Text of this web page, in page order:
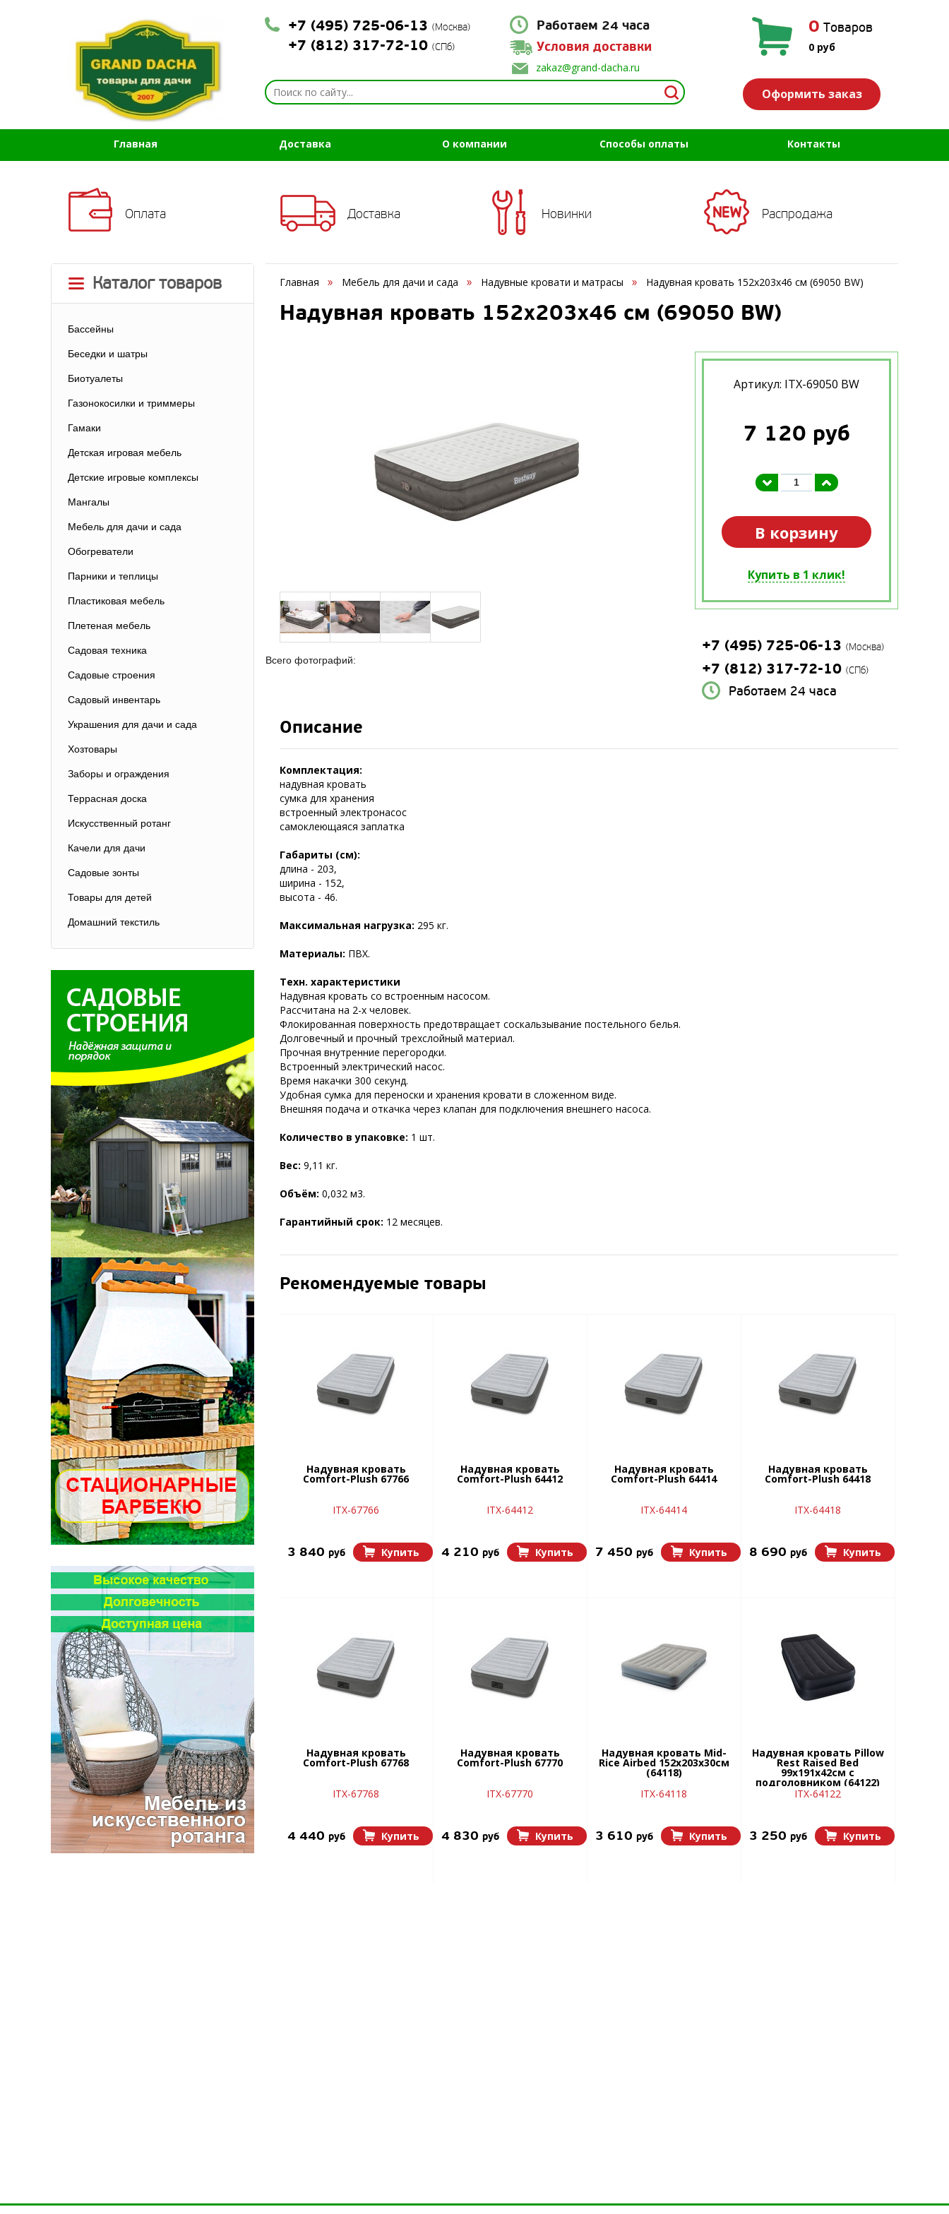
+7 (495) 725-06-13 (Москва)
+7 (812) 317-72-10 (СПб)
Работаем 24 часа
Условия доставки
zakaz@grand-dacha.ru
0 Товаров
0 руб
Оформить заказ
Главная Доставка О компании Способы оплаты Контакты
Оплата Доставка Новинки Распродажа
Каталог товаров
Бассейны
Беседки и шатры
Биотуалеты
Газонокосилки и триммеры
Гамаки
Детская игровая мебель
Детские игровые комплексы
Мангалы
Мебель для дачи и сада
Обогреватели
Парники и теплицы
Пластиковая мебель
Плетеная мебель
Садовая техника
Садовые строения
Садовый инвентарь
Украшения для дачи и сада
Хозтовары
Заборы и ограждения
Террасная доска
Искусственный ротанг
Качели для дачи
Садовые зонты
Товары для детей
Домашний текстиль
Главная Мебель для дачи и сада Надувные кровати и матрасы Надувная кровать 152х203х46 см (69050 BW)
Надувная кровать 152х203х46 см (69050 BW)
Всего фотографий:
Артикул: ITX-69050 BW
7 120 руб
В корзину
Купить в 1 клик!
+7 (495) 725-06-13 (Москва)
+7 (812) 317-72-10 (СПб)
Работаем 24 часа
Описание
Комплектация:
надувная кровать
сумка для хранения
встроенный электронасос
самоклеющаяся заплатка
Габариты (см):
длина - 203,
ширина - 152,
высота - 46.
Максимальная нагрузка: 295 кг.
Материалы: ПВХ.
Техн. характеристики
Надувная кровать со встроенным насосом.
Рассчитана на 2-х человек.
Флокированная поверхность предотвращает соскальзывание постельного белья.
Долговечный и прочный трехслойный материал.
Прочная внутренние перегородки.
Встроенный электрический насос.
Время накачки 300 секунд.
Удобная сумка для переноски и хранения кровати в сложенном виде.
Внешняя подача и откачка через клапан для подключения внешнего насоса.
Количество в упаковке: 1 шт.
Вес: 9,11 кг.
Объём: 0,032 м3.
Гарантийный срок: 12 месяцев.
Рекомендуемые товары
Надувная кровать
Comfort-Plush 67766
ITX-67766
3 840 руб Купить
Надувная кровать
Comfort-Plush 64412
ITX-64412
4 210 руб Купить
Надувная кровать
Comfort-Plush 64414
ITX-64414
7 450 руб Купить
Надувная кровать
Comfort-Plush 64418
ITX-64418
8 690 руб Купить
Надувная кровать
Comfort-Plush 67768
ITX-67768
4 440 руб Купить
Надувная кровать
Comfort-Plush 67770
ITX-67770
4 830 руб Купить
Надувная кровать Mid-
Rice Airbed 152х203х30см
(64118)
ITX-64118
3 610 руб Купить
Надувная кровать Pillow
Rest Raised Bed
99х191х42см с
подголовником (64122)
ITX-64122
3 250 руб Купить